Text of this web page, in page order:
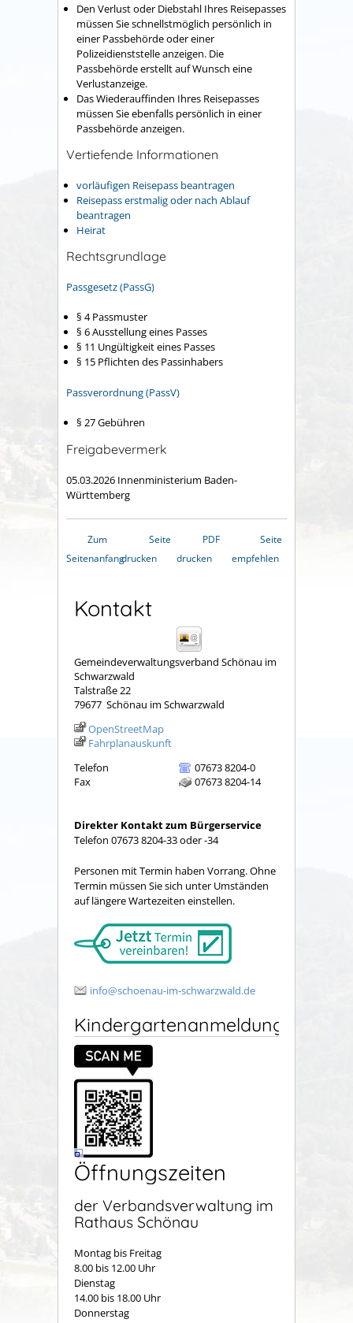
Den Verlust oder Diebstahl Ihres Reisepasses
müssen Sie schnellstmöglich persönlich in
einer Passbehörde oder einer
Polizeidienststelle anzeigen. Die
Passbehörde erstellt auf Wunsch eine
Verlustanzeige.
Das Wiederauffinden Ihres Reisepasses
müssen Sie ebenfalls persönlich in einer
Passbehörde anzeigen.
Vertiefende Informationen
vorläufigen Reisepass beantragen
Reisepass erstmalig oder nach Ablauf
beantragen
Heirat
Rechtsgrundlage
Passgesetz (PassG)
§ 4Passmuster
§ 6 Ausstellung eines Passes
§ 11 Ungültigkeit eines Passes
§ 15 Pflichten des Passinhabers
Passverordnung (PassV)
§ 27Gebühren
Freigabevermerk
05.03.2026 Innenministerium Baden-
Württemberg
Zum
Seitenanfang
Seite
drucken
PDF
drucken
Seite
empfehlen
Kontakt
Gemeindeverwaltungsverband Schönau im
Schwarzwald
Talstraße 22
79677 Schönau im Schwarzwald
OpenStreetMap
Fahrplanauskunft
Telefon
07673 8204-0
Fax
07673 8204-14
Direkter Kontakt zum Bürgerservice
Telefon 07673 8204-33 oder -34
Personen mit Termin haben Vorrang. Ohne
Termin müssen Sie sich unter Umständen
auf längere Wartezeiten einstellen.
info@schoenau-im-schwarzwald.de
Kindergartenanmeldung
Öffnungszeiten
der Verbandsverwaltung im
Rathaus Schönau
Montag bis Freitag
8.00 bis 12.00 Uhr
Dienstag
14.00 bis 18.00 Uhr
Donnerstag